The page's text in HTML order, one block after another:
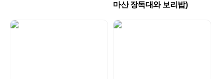
마산 장독대와 보리밥)